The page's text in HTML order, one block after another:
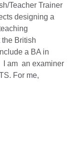
Teacher Trainer
designing a
British
a BA in
I am an examiner
For me,